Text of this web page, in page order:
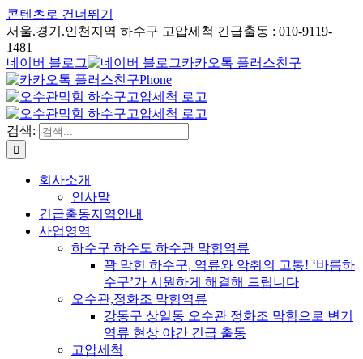
콘텐츠로 건너뛰기
서울.경기.인천지역 하수구 고압세척 긴급출동 : 010-9119-
1481
네이버 블로그
카카오톡 플러스친구
Phone
검색:
회사소개
인사말
긴급출동지역안내
사업영역
하수구 하수도 하수관 막힘역류
꽉 막힌 하수구, 역류와 악취의 고통! ‘바름하
수구’가 시원하게 해결해 드립니다
오수관,정화조 막힘역류
강동구 상일동 오수관 정화조 막힘으로 변기
역류 현상 야간 긴급 출동
고압세척